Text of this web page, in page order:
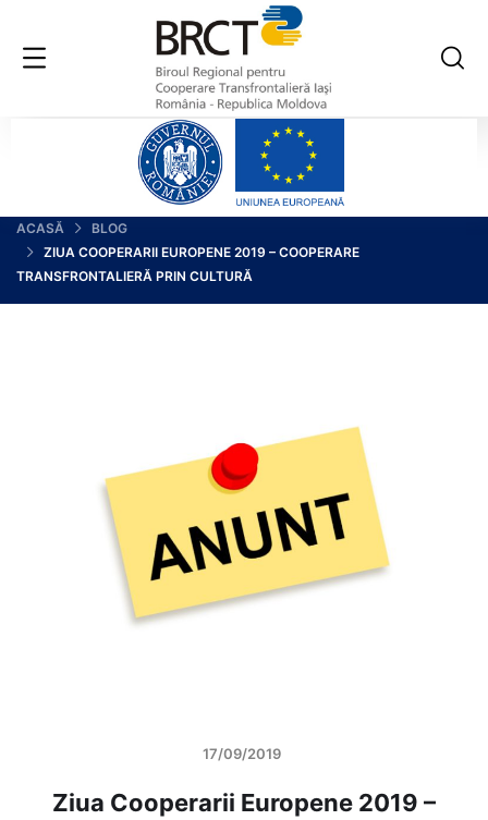
ACASĂ
BLOG
ZIUA COOPERARII EUROPENE 2019 – COOPERARE
TRANSFRONTALIERĂ PRIN CULTURĂ
17/09/2019
Ziua Cooperarii Europene 2019 –